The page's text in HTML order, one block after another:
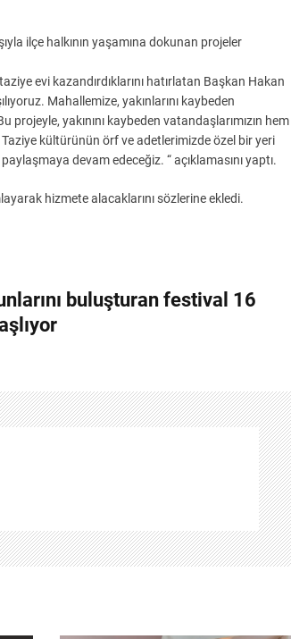
ilçe halkının yaşamına dokunan projeler
evi kazandırdıklarını hatırlatan Başkan Hakan
Mahallemize, yakınlarını kaybeden
projeyle, yakınını kaybeden vatandaşlarımızın hem
Taziye kültürünün örf ve adetlerimizde özel bir yeri
devam edeceğiz. “ açıklamasını yaptı.
hizmete alacaklarını sözlerine ekledi.
buluşturan festival 16